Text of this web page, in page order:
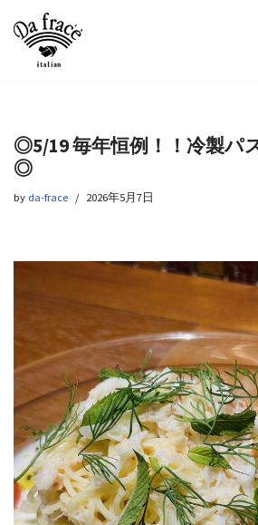
コ
へ
ス
ッ
◎5/19 毎年恒例！！冷製パ
◎
by da-frace 2026年5月7日